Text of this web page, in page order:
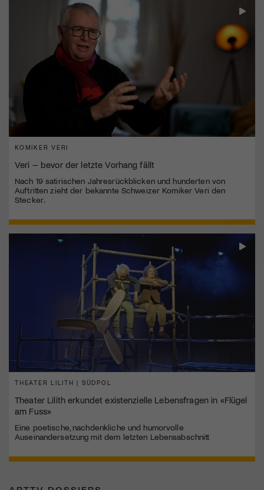
KOMIKER VERI
Veri – bevor der letzte Vorhang fällt
Nach 19 satirischen Jahresrückblicken und hunderten von
Auftritten zieht der bekannte Schweizer Komiker Veri den
Stecker.
THEATER LILITH | SÜDPOL
Theater Lilith erkundet existenzielle Lebensfragen in «Flügel
am Fuss»
Eine poetische, nachdenkliche und humorvolle
Auseinandersetzung mit dem letzten Lebensabschnitt